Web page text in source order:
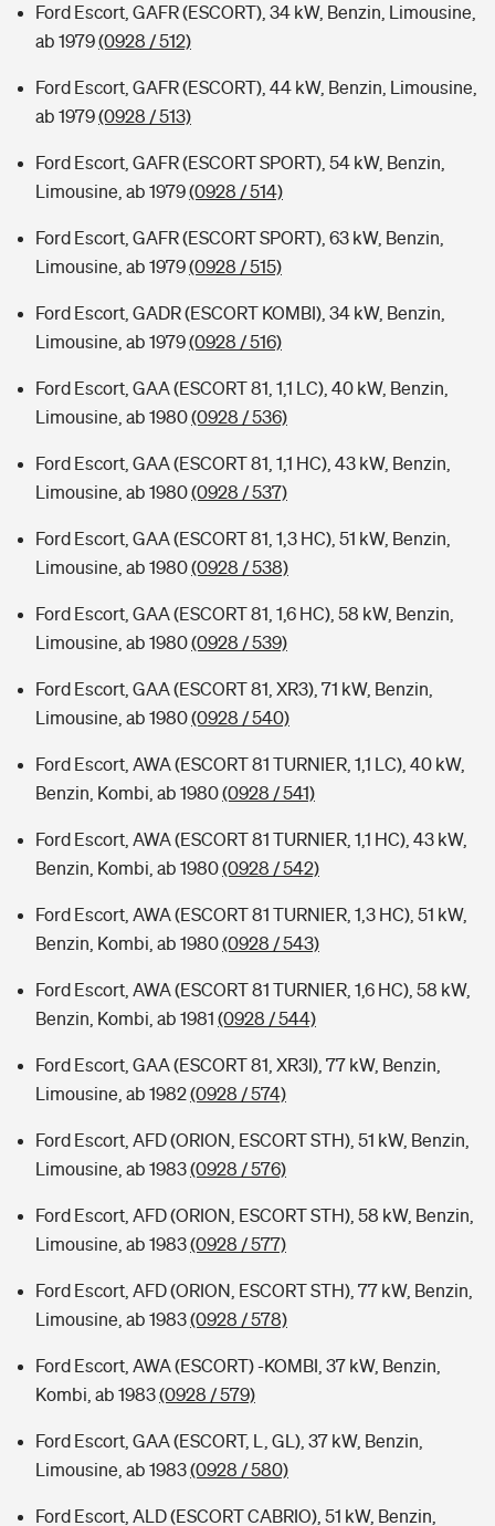
Ford Escort, GAFR (ESCORT), 34 kW, Benzin, Limousine,
ab 1979(0928 / 512)
Ford Escort, GAFR (ESCORT), 44 kW, Benzin, Limousine,
ab 1979(0928 / 513)
Ford Escort, GAFR (ESCORT SPORT), 54 kW, Benzin,
Limousine, ab 1979(0928 / 514)
Ford Escort, GAFR (ESCORT SPORT), 63 kW, Benzin,
Limousine, ab 1979(0928 / 515)
Ford Escort, GADR (ESCORT KOMBI), 34 kW, Benzin,
Limousine, ab 1979(0928 / 516)
Ford Escort, GAA (ESCORT 81, 1,1 LC), 40 kW, Benzin,
Limousine, ab 1980(0928 / 536)
Ford Escort, GAA (ESCORT 81, 1,1 HC), 43 kW, Benzin,
Limousine, ab 1980(0928 / 537)
Ford Escort, GAA (ESCORT 81, 1,3 HC), 51 kW, Benzin,
Limousine, ab 1980(0928 / 538)
Ford Escort, GAA (ESCORT 81, 1,6 HC), 58 kW, Benzin,
Limousine, ab 1980(0928 / 539)
Ford Escort, GAA (ESCORT 81, XR3), 71 kW, Benzin,
Limousine, ab 1980(0928 / 540)
Ford Escort, AWA (ESCORT 81 TURNIER, 1,1 LC), 40 kW,
Benzin, Kombi, ab 1980(0928 / 541)
Ford Escort, AWA (ESCORT 81 TURNIER, 1,1 HC), 43 kW,
Benzin, Kombi, ab 1980(0928 / 542)
Ford Escort, AWA (ESCORT 81 TURNIER, 1,3 HC), 51 kW,
Benzin, Kombi, ab 1980(0928 / 543)
Ford Escort, AWA (ESCORT 81 TURNIER, 1,6 HC), 58 kW,
Benzin, Kombi, ab 1981 (0928 / 544)
Ford Escort, GAA (ESCORT 81, XR3I), 77 kW, Benzin,
Limousine, ab 1982(0928 / 574)
Ford Escort, AFD (ORION, ESCORT STH), 51 kW, Benzin,
Limousine, ab 1983(0928 / 576)
Ford Escort, AFD (ORION, ESCORT STH), 58 kW, Benzin,
Limousine, ab 1983(0928 / 577)
Ford Escort, AFD (ORION, ESCORT STH), 77 kW, Benzin,
Limousine, ab 1983(0928 / 578)
Ford Escort, AWA (ESCORT) -KOMBI, 37 kW, Benzin,
Kombi, ab 1983(0928 / 579)
Ford Escort, GAA (ESCORT, L, GL), 37 kW, Benzin,
Limousine, ab 1983(0928 / 580)
Ford Escort, ALD (ESCORT CABRIO), 51 kW, Benzin,